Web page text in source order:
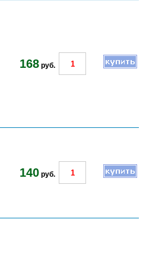
168 руб.
140 руб.